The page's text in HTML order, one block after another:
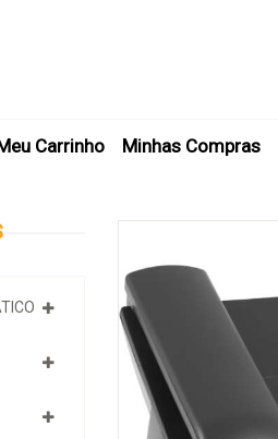
Meu Carrinho Minhas Compras